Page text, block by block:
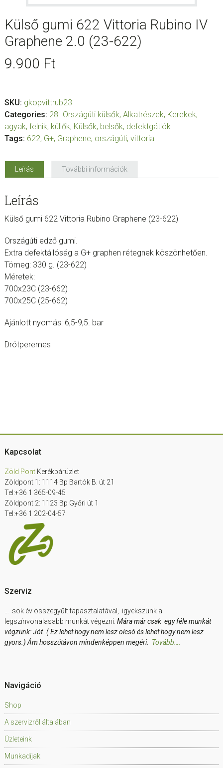
Külső gumi 622 Vittoria Rubino IV
Graphene 2.0 (23-622)
9.900 Ft
SKU: gkopvittrub23
Categories: 28" Országúti külsők, Alkatrészek, Kerekek,
agyak, felnik, küllők, Külsők, belsők, defektgátlók
Tags: 622, G+, Graphene, országúti, vittoria
Leírás További információk
Leírás
Külső gumi 622 Vittoria Rubino Graphene (23-622)
Országúti edző gumi.
Extra defektállóság a G+ graphen rétegnek köszönhetően.
Tömeg: 330 g. (23-622)
Méretek:
700x23C (23-662)
700x25C (25-662)
Ajánlott nyomás: 6,5-9,5. bar
Drótperemes
Footer
Kapcsolat
Zöld PontKerékpárüzlet
Zöldpont 1: 1114 Bp Bartók B. út 21
Tel:+36 1 365-09-45
Zöldpont 2: 1123 Bp Győri út 1
Tel:+36 1 202-04-57
Szerviz
… sok év összegyűlt tapasztalatával, igyekszünk a
legszínvonalasabb munkát végezni. Mára már csak egy féle munkát
végzünk: Jót. ( Ez lehet hogy nem lesz olcsó és lehet hogy nem lesz
gyors.) Ám hosszútávon mindenképpen megéri. Tovább….
Navigáció
Shop
A szervizről általában
Üzleteink
Munkadíjak